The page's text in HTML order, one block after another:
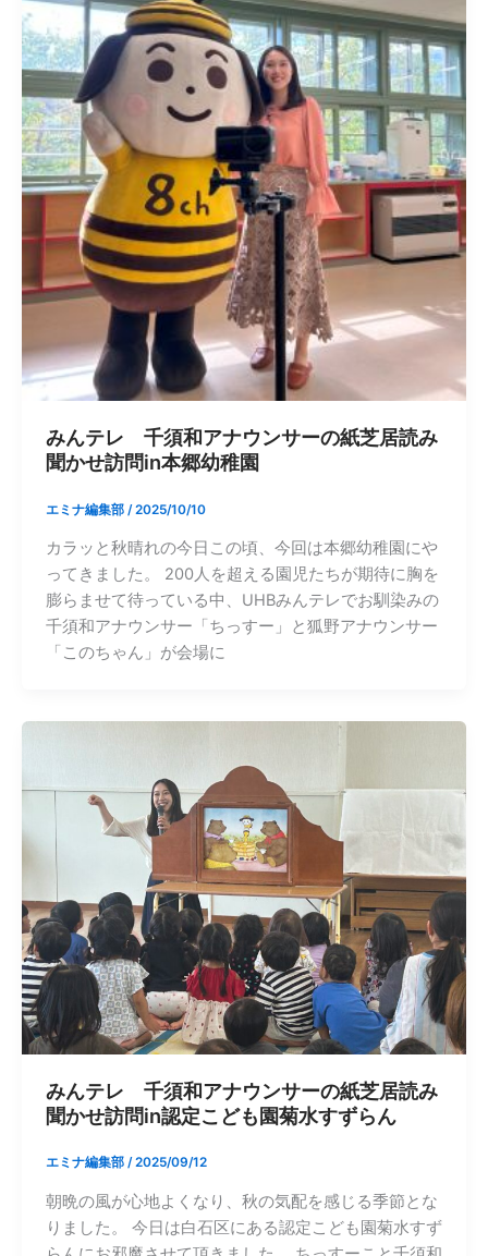
みんテレ 千須和アナウンサーの紙芝居読み
聞かせ訪問in本郷幼稚園
エミナ編集部 /2025/10/10
カラッと秋晴れの今日この頃、今回は本郷幼稚園にや
ってきました。 200人を超える園児たちが期待に胸を
膨らませて待っている中、UHBみんテレでお馴染みの
千須和アナウンサー「ちっすー」と狐野アナウンサー
「このちゃん」が会場に
みんテレ 千須和アナウンサーの紙芝居読み
聞かせ訪問in認定こども園菊水すずらん
エミナ編集部 /2025/09/12
朝晩の風が心地よくなり、秋の気配を感じる季節とな
りました。 今日は白石区にある認定こども園菊水すず